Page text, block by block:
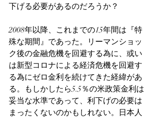
下げる必要があるのだろうか？
2008年以降、これまでの15年間は『特
殊な期間』であった。リーマンショッ
ク後の金融危機を回避する為に、或い
は新型コロナによる経済危機を回避す
る為にゼロ金利を続けてきた経緯があ
る。もしかしたら5.5％の米政策金利は
妥当な水準であって、利下げの必要は
まったくないのかもしれない。日本人